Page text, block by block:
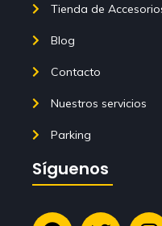
Tienda de
Blog
Contacto
Nuestros servicios
Parking
Síguenos